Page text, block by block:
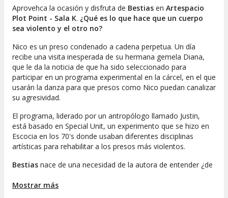
Aprovehca la ocasión y disfruta de Bestias en Artespacio
Plot Point - Sala K. ¿Qué es lo que hace que un cuerpo
sea violento y el otro no?
Nico es un preso condenado a cadena perpetua. Un día
recibe una visita inesperada de su hermana gemela Diana,
que le da la noticia de que ha sido seleccionado para
participar en un programa experimental en la cárcel, en el que
usarán la danza para que presos como Nico puedan canalizar
su agresividad.
El programa, liderado por un antropólogo llamado Justin,
está basado en Special Unit, un experimento que se hizo en
Escocia en los 70's donde usaban diferentes disciplinas
artísticas para rehabilitar a los presos más violentos.
Bestias nace de una necesidad de la autora de entender ¿de
de hechos reales, algunos vividos, otros leídos; investigar
Mostrar más